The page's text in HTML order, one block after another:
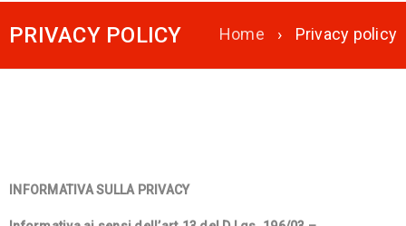
PRIVACY POLICY Home › Privacy policy
INFORMATIVA SULLA PRIVACY